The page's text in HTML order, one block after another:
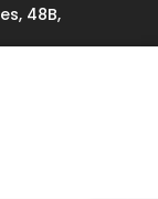
48B,